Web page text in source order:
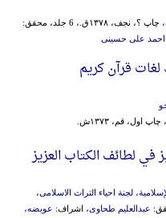
، چاپ ؟، نجف، ۱۳۷۸ق.، 6 جلد، محقق:
احمد علی حسینی
قرآن کریم
، چاپ اول، قم، ۱۳۷۳ش.
في لطائف الکتاب العزیز
لجنة احیاء التراث الاسلامی،
عبدالعلیم طحاوی، اشراف: عویضه،